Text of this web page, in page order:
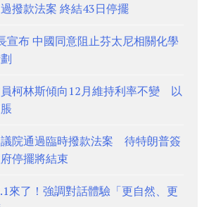
撥款法案 終結43日停擺
宣布 中國同意阻止芬太尼相關化學
柯林斯傾向12月維持利率不變 以
院通過臨時撥款法案 待特朗普簽
停擺將結束
來了！強調對話體驗「更自然、更